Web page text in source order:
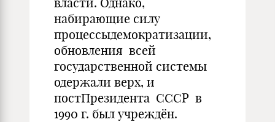
набирающие силу
процессыдемократизации,
обновления всей
государственной системы
одержали верх, и
постПрезидента СССР в
1990 г. был учреждён.